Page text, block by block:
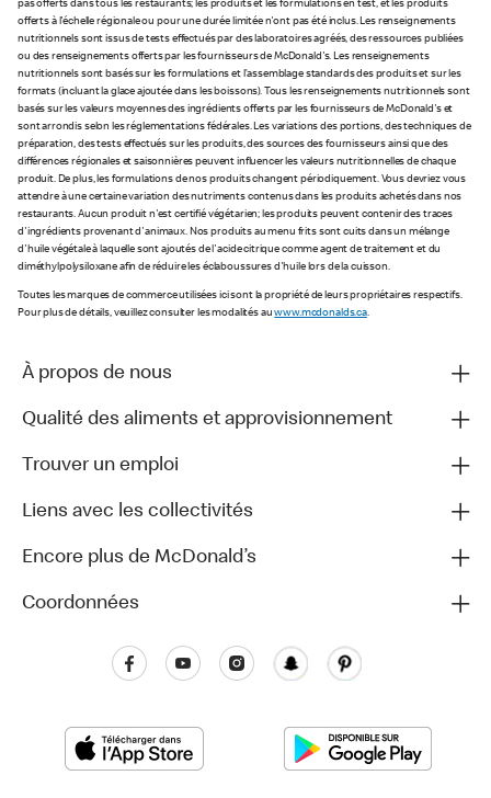
pas offerts dans tous les restaurants; les produits et les formulations en test, et les produits
offerts à l'échelle régionale ou pour une durée limitée n'ont pas été inclus. Les renseignements
nutritionnels sont issus de tests effectués par des laboratoires agréés, des ressources publiées
ou des renseignements offerts par les fournisseurs de McDonald's. Les renseignements
nutritionnels sont basés sur les formulations et l’assemblage standards des produits et sur les
formats (incluant la glace ajoutée dans les boissons). Tous les renseignements nutritionnels sont
basés sur les valeurs moyennes des ingrédients offerts par les fournisseurs de McDonald's et
sont arrondis selon les réglementations fédérales. Les variations des portions, des techniques de
préparation, des tests effectués sur les produits, des sources des fournisseurs ainsi que des
différences régionales et saisonnières peuvent influencer les valeurs nutritionnelles de chaque
produit. De plus, les formulations de nos produits changent périodiquement. Vous devriez vous
attendre à une certaine variation des nutriments contenus dans les produits achetés dans nos
restaurants. Aucun produit n'est certifié végétarien; les produits peuvent contenir des traces
d'ingrédients provenant d'animaux. Nos produits au menu frits sont cuits dans un mélange
d'huile végétale à laquelle sont ajoutés de l'acide citrique comme agent de traitement et du
diméthylpolysiloxane afin de réduire les éclaboussures d'huile lors de la cuisson.
Toutes les marques de commerce utilisées ici sont la propriété de leurs propriétaires respectifs.
Pour plus de détails, veuillez consulter les modalités auwww.mcdonalds.ca.
À propos de nous
Qualité des aliments et approvisionnement
Trouver un emploi
Liens avec les collectivités
Encore plus de McDonald’s
Coordonnées